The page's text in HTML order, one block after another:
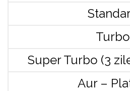
Turbo
Super Turbo (3
Aur –